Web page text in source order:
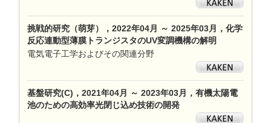
挑戦的研究（萌芽），2022年04月 ～ 2025年03月，化学
反応連動型薄膜トランジスタのUV変調機構の解明
電気電子工学およびその関連分野
基盤研究(C)，2021年04月 ～ 2023年03月，有機太陽電
池のための高効率光閉じ込め技術の開発